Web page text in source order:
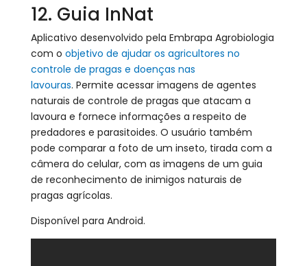
12. Guia InNat
Aplicativo desenvolvido pela Embrapa Agrobiologia
com o objetivo de ajudar os agricultores no
controle de pragas e doenças nas
lavouras. Permite acessar imagens de agentes
naturais de controle de pragas que atacam a
lavoura e fornece informações a respeito de
predadores e parasitoides. O usuário também
pode comparar a foto de um inseto, tirada com a
câmera do celular, com as imagens de um guia
de reconhecimento de inimigos naturais de
pragas agrícolas.
Disponível para Android.